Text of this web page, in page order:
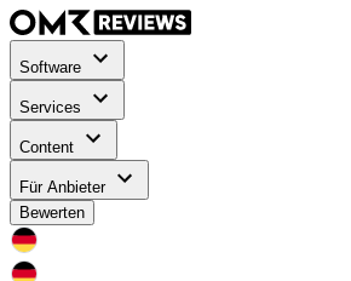
Software
Services
Content
Für Anbieter
Bewerten